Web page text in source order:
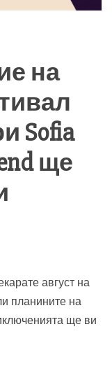
на
Sofia
ще
август на
планините на
ще ви